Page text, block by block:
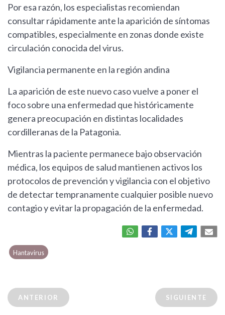
Por esa razón, los especialistas recomiendan
consultar rápidamente ante la aparición de síntomas
compatibles, especialmente en zonas donde existe
circulación conocida del virus.
Vigilancia permanente en la región andina
La aparición de este nuevo caso vuelve a poner el
foco sobre una enfermedad que históricamente
genera preocupación en distintas localidades
cordilleranas de la Patagonia.
Mientras la paciente permanece bajo observación
médica, los equipos de salud mantienen activos los
protocolos de prevención y vigilancia con el objetivo
de detectar tempranamente cualquier posible nuevo
contagio y evitar la propagación de la enfermedad.
Hantavirus
ANTERIOR SIGUIENTE